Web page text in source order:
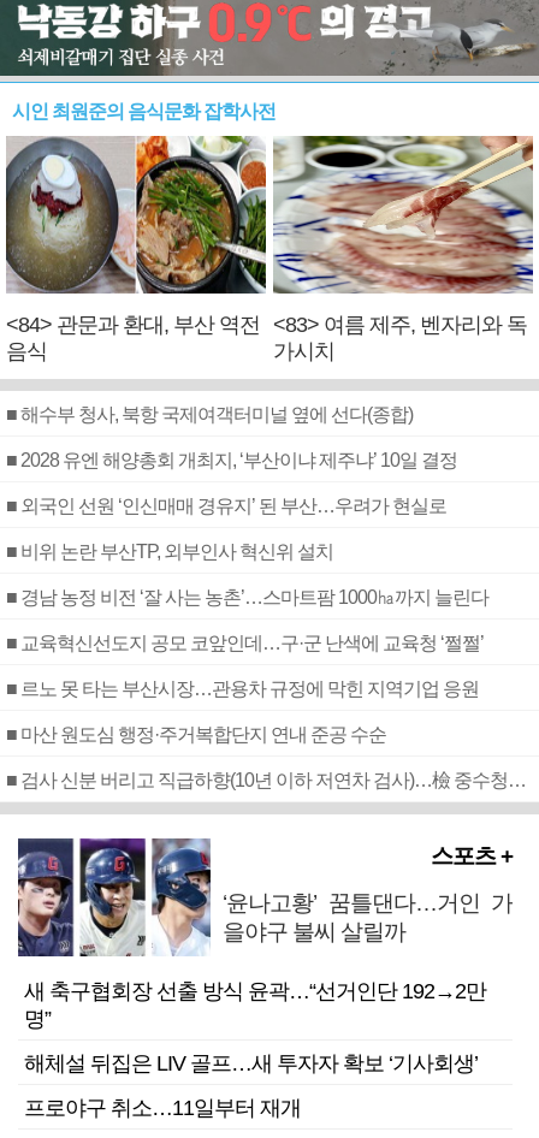
시인 최원준의 음식문화 잡학사전
<84> 관문과 환대, 부산 역전
음식
<83> 여름 제주, 벤자리와 독
가시치
■ 해수부 청사, 북항 국제여객터미널 옆에 선다(종합)
■ 2028 유엔 해양총회 개최지, ‘부산이냐 제주냐’ 10일 결정
■ 외국인 선원 ‘인신매매 경유지’ 된 부산…우려가 현실로
■ 비위 논란 부산TP, 외부인사 혁신위 설치
■ 경남 농정 비전 ‘잘 사는 농촌’…스마트팜 1000㏊까지 늘린다
■ 교육혁신선도지 공모 코앞인데…구·군 난색에 교육청 ‘쩔쩔’
■ 르노 못 타는 부산시장…관용차 규정에 막힌 지역기업 응원
■ 마산 원도심 행정·주거복합단지 연내 준공 수순
■ 검사 신분 버리고 직급하향(10년 이하 저연차 검사)…檢 중수청행 기피
스포츠 +
‘윤나고황’ 꿈틀댄다…거인 가
을야구 불씨 살릴까
새 축구협회장 선출 방식 윤곽…“선거인단 192→2만
명”
해체설 뒤집은 LIV 골프…새 투자자 확보 ‘기사회생’
프로야구 취소…11일부터 재개